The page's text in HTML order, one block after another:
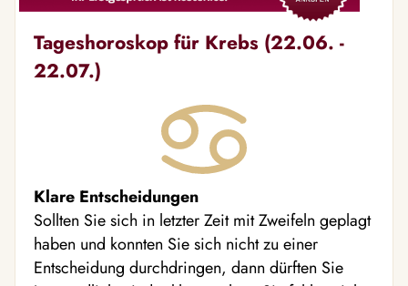
Tageshoroskop für Krebs (22.06. -
22.07.)
Klare Entscheidungen
Sollten Sie sich in letzter Zeit mit Zweifeln geplagt
haben und konnten Sie sich nicht zu einer
Entscheidung durchdringen, dann dürften Sie